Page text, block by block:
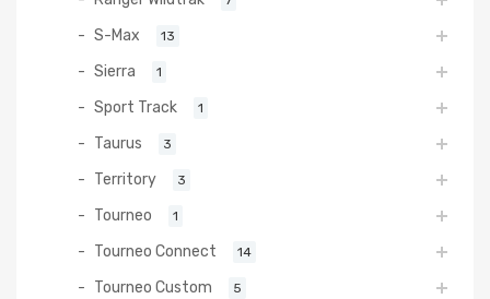
S-Max 13
Sierra 1
Sport Track 1
Taurus 3
Territory 3
Tourneo 1
Tourneo Connect 14
Tourneo Custom 5